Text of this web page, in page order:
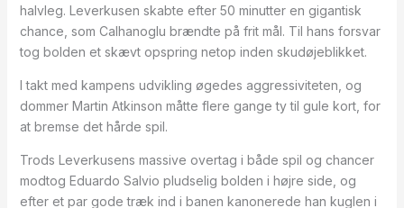
halvleg. Leverkusen skabte efter 50 minutter en gigantisk
chance, som Calhanoglu brændte på frit mål. Til hans forsvar
tog bolden et skævt opspring netop inden skudøjeblikket.
I takt med kampens udvikling øgedes aggressiviteten, og
dommer Martin Atkinson måtte flere gange ty til gule kort, for
at bremse det hårde spil.
Trods Leverkusens massive overtag i både spil og chancer
modtog Eduardo Salvio pludselig bolden i højre side, og
efter et par gode træk ind i banen kanonerede han kuglen i